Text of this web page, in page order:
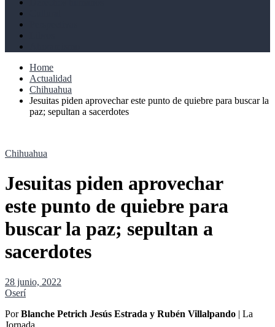
Home
Actualidad
Chihuahua
Jesuitas piden aprovechar este punto de quiebre para buscar la
paz; sepultan a sacerdotes
Chihuahua
Jesuitas piden aprovechar
este punto de quiebre para
buscar la paz; sepultan a
sacerdotes
28 junio, 2022
Oserí
PorBlanche Petrich Jesús Estrada y Rubén Villalpando | La
Jornada